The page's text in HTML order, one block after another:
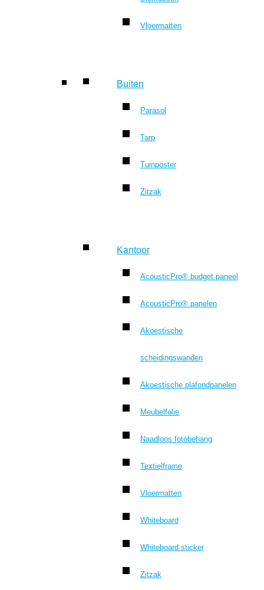
Vloermatten
Buiten
Parasol
Tarp
Tuinposter
Zitzak
Kantoor
AcousticPro® budget paneel
AcousticPro® panelen
Akoestische
scheidingswanden
Akoestische plafondpanelen
Meubelfolie
Naadloos fotobehang
Textielframe
Vloermatten
Whiteboard
Whiteboard sticker
Zitzak